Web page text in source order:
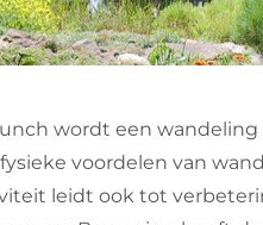
wordt een
voordelen van
leidt ook tot